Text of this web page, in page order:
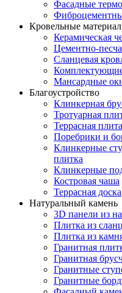
Фасадные
Кровельные
Керамическая
Цементно-
Сланцевая
Мансардные
Благоустройство
Клинкерная
Тротуарная
Террасная плита
Поребрики и
Клинкерные
плитка
Клинкерные
Костровая чаша
Террасная доска
Натуральный камень
3D панели из
Плитка из
Плитка из
Гранитная
Гранитная
Гранитные
Гранитные